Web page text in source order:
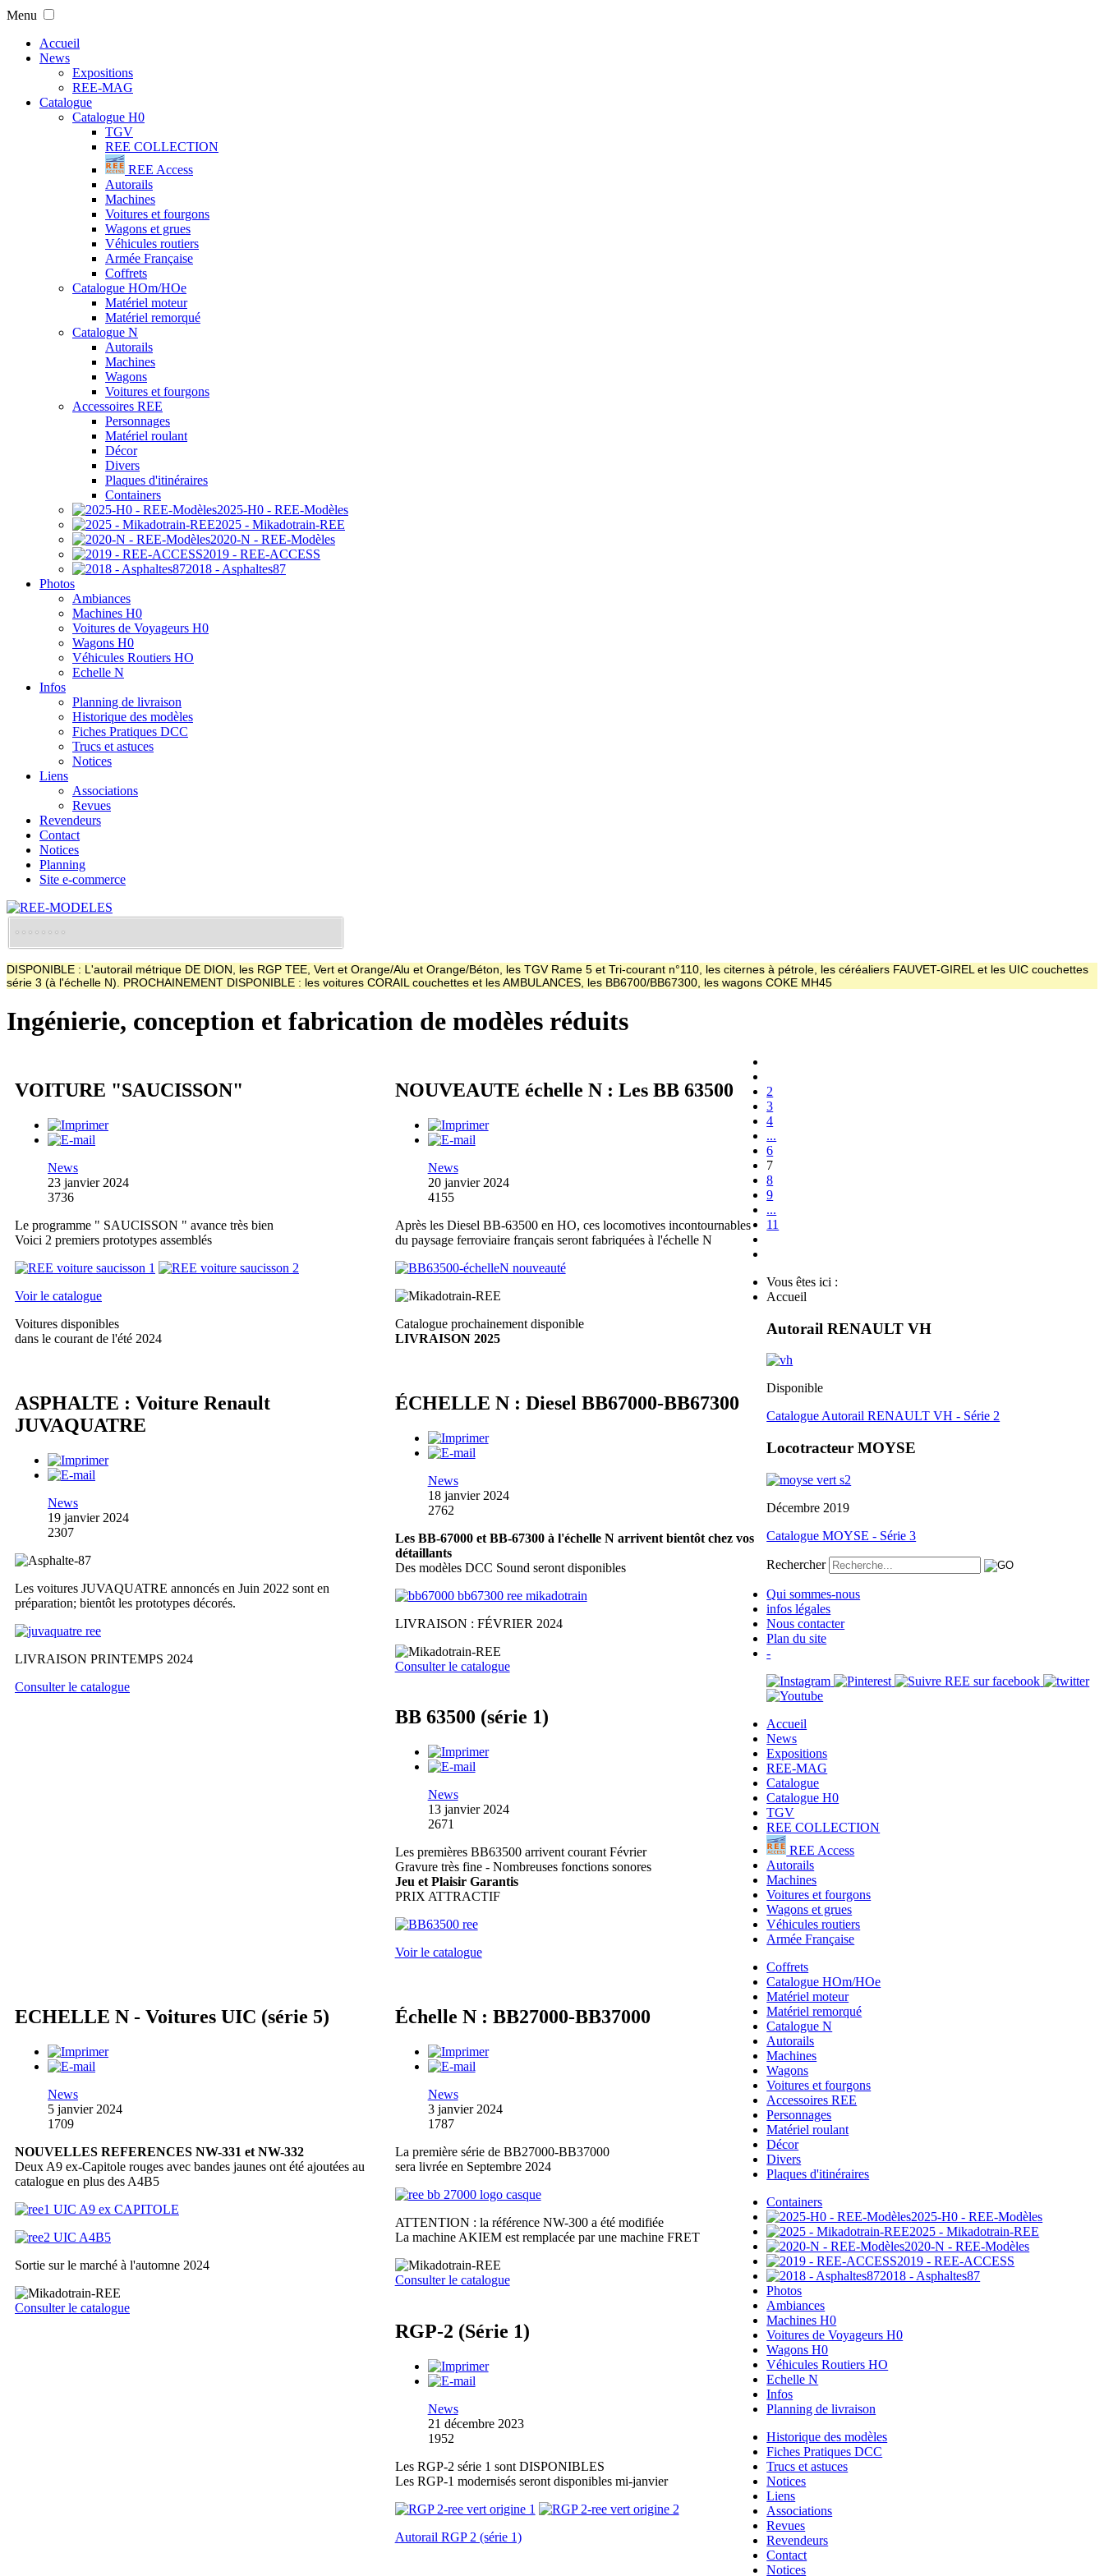
Menu
Accueil
News
Expositions
REE-MAG
Catalogue
Catalogue H0
TGV
REE COLLECTION
REE Access
Autorails
Machines
Voitures et fourgons
Wagons et grues
Véhicules routiers
Armée Française
Coffrets
Catalogue HOm/HOe
Matériel moteur
Matériel remorqué
Catalogue N
Autorails
Machines
Wagons
Voitures et fourgons
Accessoires REE
Personnages
Matériel roulant
Décor
Divers
Plaques d'itinéraires
Containers
2025-H0 - REE-Modèles
2025 - Mikadotrain-REE
2020-N - REE-Modèles
2019 - REE-ACCESS
2018 - Asphaltes87
Photos
Ambiances
Machines H0
Voitures de Voyageurs H0
Wagons H0
Véhicules Routiers HO
Echelle N
Infos
Planning de livraison
Historique des modèles
Fiches Pratiques DCC
Trucs et astuces
Notices
Liens
Associations
Revues
Revendeurs
Contact
Notices
Planning
Site e-commerce
DISPONIBLE : L'autorail métrique DE DION, les RGP TEE, Vert et Orange/Alu et Orange/Béton, les TGV Rame 5 et Tri-courant n°110, les citernes à pétrole, les céréaliers FAUVET-GIREL et les UIC couchettes
série 3 (à l'échelle N). PROCHAINEMENT DISPONIBLE : les voitures CORAIL couchettes et les AMBULANCES, les BB6700/BB67300, les wagons COKE MH45
Ingénierie, conception et fabrication de modèles réduits
VOITURE "SAUCISSON"
News
23 janvier 2024
3736
Le programme " SAUCISSON " avance très bien
Voici 2 premiers prototypes assemblés
Voir le catalogue
Voitures disponibles
dans le courant de l'été 2024
NOUVEAUTE échelle N : Les BB 63500
News
20 janvier 2024
4155
Après les Diesel BB-63500 en HO, ces locomotives incontournables
du paysage ferroviaire français seront fabriquées à l'échelle N
Catalogue prochainement disponible
LIVRAISON 2025
ASPHALTE : Voiture Renault
JUVAQUATRE
News
19 janvier 2024
2307
Les voitures JUVAQUATRE annoncés en Juin 2022 sont en
préparation; bientôt les prototypes décorés.
LIVRAISON PRINTEMPS 2024
Consulter le catalogue
ÉCHELLE N : Diesel BB67000-BB67300
News
18 janvier 2024
2762
Les BB-67000 et BB-67300 à l'échelle N arrivent bientôt chez vos
détaillants
Des modèles DCC Sound seront disponibles
LIVRAISON : FÉVRIER 2024
Consulter le catalogue
BB 63500 (série 1)
News
13 janvier 2024
2671
Les premières BB63500 arrivent courant Février
Gravure très fine - Nombreuses fonctions sonores
Jeu et Plaisir Garantis
PRIX ATTRACTIF
Voir le catalogue
ECHELLE N - Voitures UIC (série 5)
News
5 janvier 2024
1709
NOUVELLES REFERENCES NW-331 et NW-332
Deux A9 ex-Capitole rouges avec bandes jaunes ont été ajoutées au
catalogue en plus des A4B5
Sortie sur le marché à l'automne 2024
Consulter le catalogue
Échelle N : BB27000-BB37000
News
3 janvier 2024
1787
La première série de BB27000-BB37000
sera livrée en Septembre 2024
ATTENTION : la référence NW-300 a été modifiée
La machine AKIEM est remplacée par une machine FRET
Consulter le catalogue
RGP-2 (Série 1)
News
21 décembre 2023
1952
Les RGP-2 série 1 sont DISPONIBLES
Les RGP-1 modernisés seront disponibles mi-janvier
Autorail RGP 2 (série 1)
2
3
4
...
6
7
8
9
...
11
Vous êtes ici :
Accueil
Autorail RENAULT VH
Disponible
Catalogue Autorail RENAULT VH - Série 2
Locotracteur MOYSE
Décembre 2019
Catalogue MOYSE - Série 3
Rechercher
Qui sommes-nous
infos légales
Nous contacter
Plan du site
-
Accueil
News
Expositions
REE-MAG
Catalogue
Catalogue H0
TGV
REE COLLECTION
REE Access
Autorails
Machines
Voitures et fourgons
Wagons et grues
Véhicules routiers
Armée Française
Coffrets
Catalogue HOm/HOe
Matériel moteur
Matériel remorqué
Catalogue N
Autorails
Machines
Wagons
Voitures et fourgons
Accessoires REE
Personnages
Matériel roulant
Décor
Divers
Plaques d'itinéraires
Containers
2025-H0 - REE-Modèles
2025 - Mikadotrain-REE
2020-N - REE-Modèles
2019 - REE-ACCESS
2018 - Asphaltes87
Photos
Ambiances
Machines H0
Voitures de Voyageurs H0
Wagons H0
Véhicules Routiers HO
Echelle N
Infos
Planning de livraison
Historique des modèles
Fiches Pratiques DCC
Trucs et astuces
Notices
Liens
Associations
Revues
Revendeurs
Contact
Notices